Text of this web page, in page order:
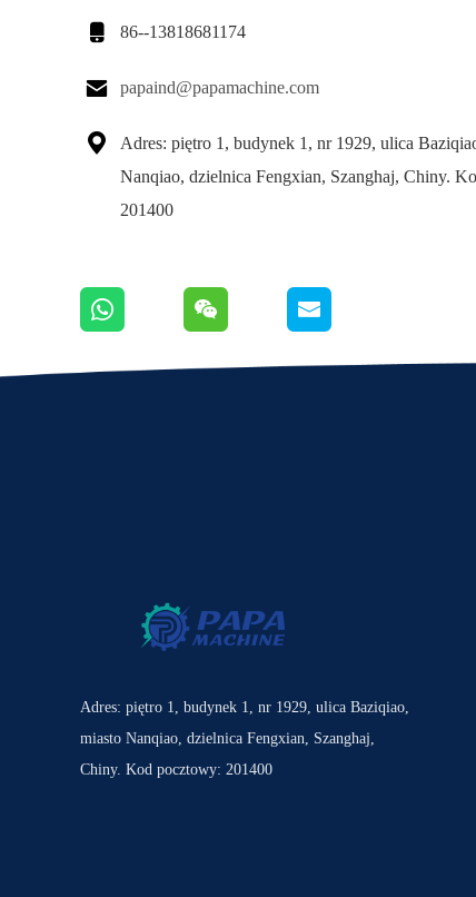
 86--13818681174
 papaind@papamachine.com

Adres: piętro 1, budynek 1, nr 1929, ulica
Nanqiao, dzielnica Fengxian, Szanghaj, Chiny.
201400
Adres: piętro 1, budynek 1, nr 1929, ulica Baziqiao,
miasto Nanqiao, dzielnica Fengxian, Szanghaj,
Chiny. Kod pocztowy: 201400